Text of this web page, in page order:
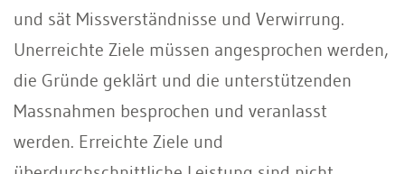
und sät Missverständnisse und Verwirrung.
Unerreichte Ziele müssen angesprochen werden,
die Gründe geklärt und die unterstützenden
Massnahmen besprochen und veranlasst
werden. Erreichte Ziele und